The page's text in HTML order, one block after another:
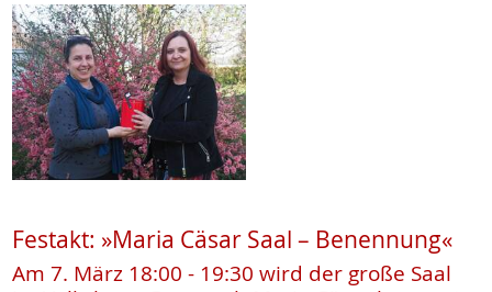
Festakt: »Maria Cäsar Saal – Benennung«
Am 7. März 18:00 - 19:30 wird der große Saal